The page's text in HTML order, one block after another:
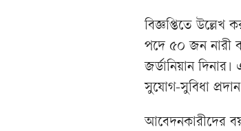
বিজ্ঞপ্তিতে উল্লেখ
পদে ৫০ জন নারী
জর্ডানিয়ান
সুযোগ-সুবিধা
আবেদনকারীদের